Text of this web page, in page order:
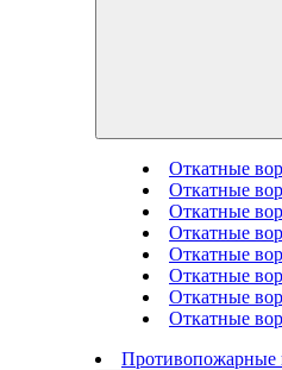
Откатные
Откатные
Откатные
Откатные
Откатные
Откатные
Откатные
Откатные
Противопожарные